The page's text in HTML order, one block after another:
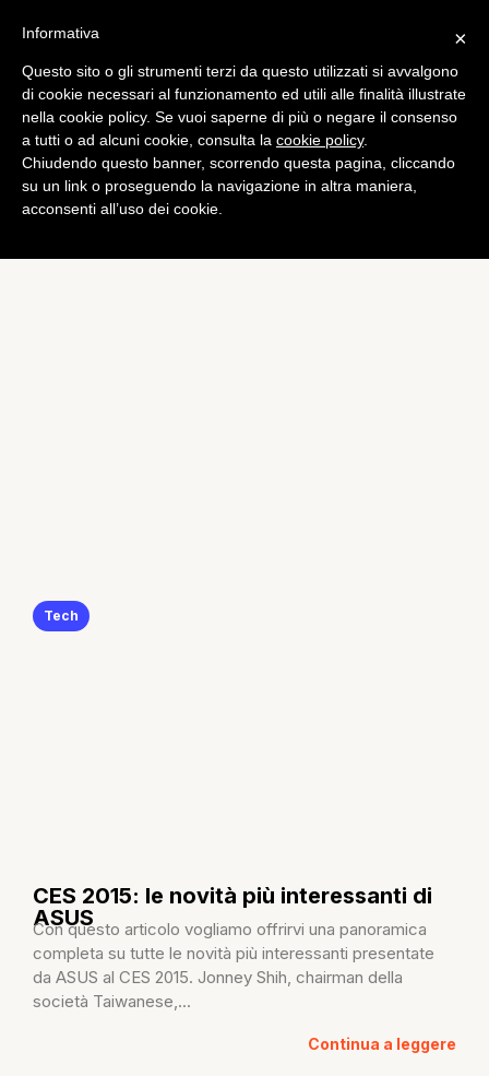
Tech
CES 2015: le novità più interessanti di
ASUS
Con questo articolo vogliamo offrirvi una panoramica
completa su tutte le novità più interessanti presentate
da ASUS al CES 2015. Jonney Shih, chairman della
società Taiwanese,...
Continua a leggere
×
Informativa
Questo sito o gli strumenti terzi da questo utilizzati si avvalgono
di cookie necessari al funzionamento ed utili alle finalità illustrate
nella cookie policy. Se vuoi saperne di più o negare il consenso
a tutti o ad alcuni cookie, consulta la cookie policy.
Chiudendo questo banner, scorrendo questa pagina, cliccando
su un link o proseguendo la navigazione in altra maniera,
acconsenti all’uso dei cookie.